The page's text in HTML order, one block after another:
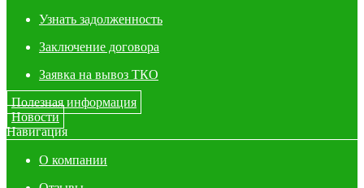
Узнать задолженность
Заключение договора
Заявка на вывоз ТКО
Полезная информация
Новости
Навигация
О компании